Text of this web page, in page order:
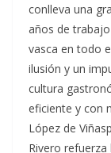
conlleva una
años de
vasca en todo
ilusión y un
cultura
eficiente y con
López de
Rivero